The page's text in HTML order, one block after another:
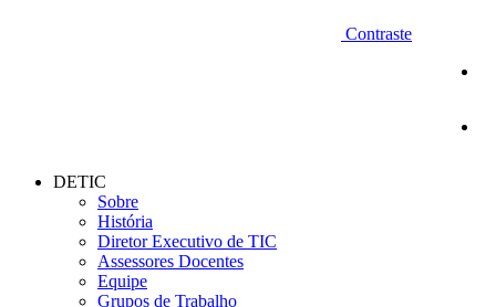
Contraste
DETIC
Sobre
História
Diretor Executivo de TIC
Assessores Docentes
Equipe
Grupos de Trabalho